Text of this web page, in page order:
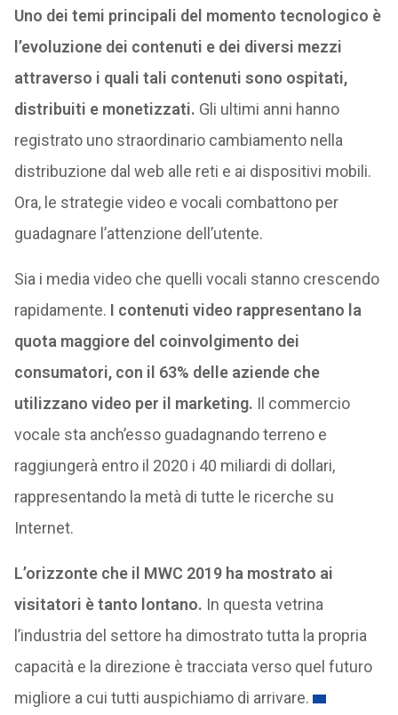
Uno dei temi principali del momento tecnologico è
l’evoluzione dei contenuti e dei diversi mezzi
attraverso i quali tali contenuti sono ospitati,
distribuiti e monetizzati. Gli ultimi anni hanno
registrato uno straordinario cambiamento nella
distribuzione dal web alle reti e ai dispositivi mobili.
Ora, le strategie video e vocali combattono per
guadagnare l’attenzione dell’utente.
Sia i media video che quelli vocali stanno crescendo
rapidamente. I contenuti video rappresentano la
quota maggiore del coinvolgimento dei
consumatori, con il 63% delle aziende che
utilizzano video per il marketing. Il commercio
vocale sta anch’esso guadagnando terreno e
raggiungerà entro il 2020 i 40 miliardi di dollari,
rappresentando la metà di tutte le ricerche su
Internet.
L’orizzonte che il MWC 2019 ha mostrato ai
visitatori è tanto lontano. In questa vetrina
l’industria del settore ha dimostrato tutta la propria
capacità e la direzione è tracciata verso quel futuro
migliore a cui tutti auspichiamo di arrivare.